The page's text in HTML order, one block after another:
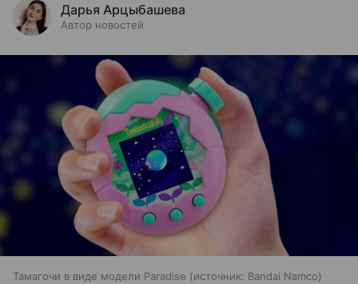
Дарья Арцыбашева
Автор новостей
Тамагочи в виде модели Paradise источник: Bandai Namco